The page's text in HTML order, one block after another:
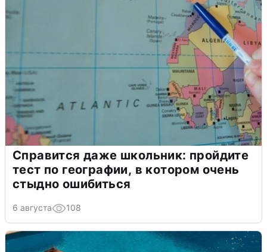
Справится даже школьник: пройдите
тест по географии, в котором очень
стыдно ошибиться
6 августа 108